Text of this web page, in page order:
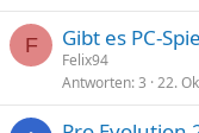
F Gibt es PC-
Felix94
Antworten 3 22.